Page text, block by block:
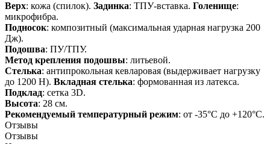
Верх: кожа (спилок). Задинка: ТПУ-вставка. Голенище:
микрофибра.
Подносок: композитный (максимальная ударная нагрузка 200
Дж).
Подошва: ПУ/ТПУ.
Метод крепления подошвы: литьевой.
Стелька: антипрокольная кевларовая (выдерживает нагрузку
до 1200 Н). Вкладная стелька: формованная из латекса.
Подклад: сетка 3D.
Высота: 28 см.
Рекомендуемый температурный режим: от -35°С до +120°С.
Отзывы
Отзывы